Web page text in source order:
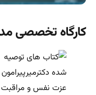
کارگاه تخصصی